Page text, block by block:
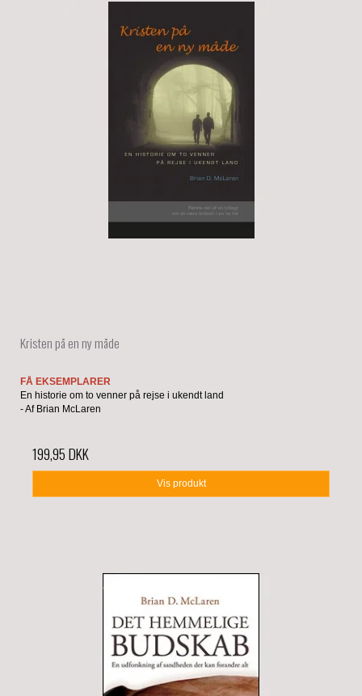
Kristen på en ny måde
FÅ EKSEMPLARER
En historie om to venner på rejse i ukendt land
- Af Brian McLaren
199,95 DKK
Vis produkt